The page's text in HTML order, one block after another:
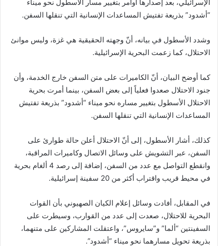
الإسرائيلي، بعد إصدارها أوامر بتغيير مسار الأسطول نحو ميناء
“أشدود” بذريعة تفتيش المساعدات الإنسانية التي تنقلها السفن.
وشدد الأسطول في بيانه، أنّ وجهته الحقيقية هي غزة، وليس موانئ
الاحتلال، كما زعمت البحرية الإسرائيلية.
كما أوضح البيان، أنّ الكاميرات على متن السفن خارج الخدمة، وأن
جنود الاحتلال صعدوا فعلياً إلى بعض السفن، بينما أمرت بحرية
الاحتلال الأسطول بتغيير مساره نحو ميناء “أشدود” بذريعة تفتيش
المساعدات الإنسانية التي تنقلها السفن.
كذلك، أشار الأسطول، إلى أنّ الاحتلال أعلن حالة طوارئ على
السفن، عبر التشويش على وسائل الاتصال وكاميرات المراقبة،
وانقطع التواصل مع عدد من السفن، إضافة إلى رصد 4 ألغام بحرية
في محيط قريب واقتراب أكثر من 20 سفينة إسرائيلية.
في المقابل، أفادت وسائل إعلام الكيان الصهيوني بأن القوات
البحرية للاحتلال، صعدت إلى عدد من القوارب، وسيطرت على
السفينتين “ألما” و”سايروس”، واعتقلت المشاركين على متنهما،
بذريعة تحويل مسارهما نحو ميناء “أشدود”.